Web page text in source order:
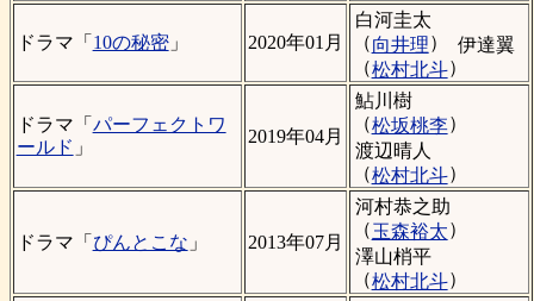
ドラマ「 10の秘密」 2020年01月
白河圭太
（向井理）
伊達翼
（松村北斗）
ドラマ「 パーフェクトワ
ールド 」
2019年04月
鮎川樹
（松坂桃李）
渡辺晴人
（松村北斗）
ドラマ「 ぴんとこな 」 2013年07月
河村恭之助
（玉森裕太）
澤山梢平
（松村北斗）